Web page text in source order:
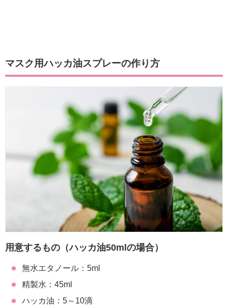
マスク用ハッカ油スプレーの作り方
用意するもの（ハッカ油50mlの場合）
無水エタノール：5ml
精製水：45ml
ハッカ油：5～10滴